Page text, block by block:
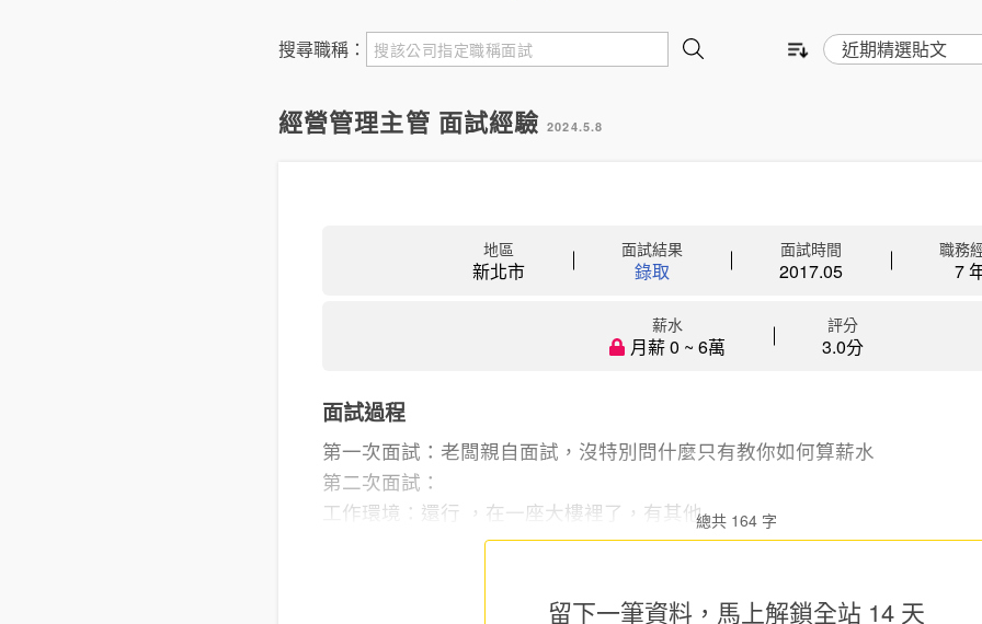
搜尋職稱：
經營管理主管 面試經驗 2024.5.8
地區
新北市
面試結果
錄取
面試時間
2017.05
職務
7
薪水
月薪 0 ~ 6萬
評分
3.0分
面試過程
第一次面試：老闆親自面試，沒特別問什麼只有教你如何算薪水
第二次面試：
工作環境：還行 ，在一座大樓裡了，有其他...總共 164 字
留下一筆資料，馬上解鎖全站 14 天